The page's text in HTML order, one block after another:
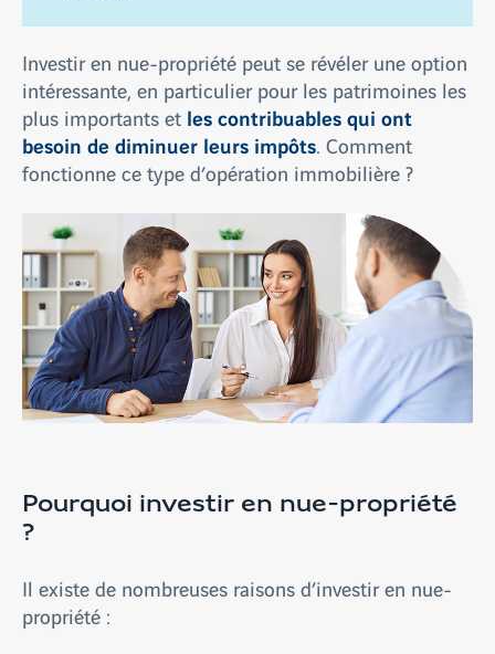
Investir en nue-propriété peut se révéler une option
intéressante, en particulier pour les patrimoines les
plus importants et les contribuables qui ont
besoin de diminuer leurs impôts. Comment
fonctionne ce type d’opération immobilière ?
Pourquoi investir en nue-propriété
?
Il existe de nombreuses raisons d’investir en nue-
propriété :